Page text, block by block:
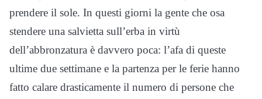
prendere il sole. In questi giorni la gente che osa
stendere una salvietta sull’erba in virtù
dell’abbronzatura è davvero poca: l’afa di queste
ultime due settimane e la partenza per le ferie hanno
fatto calare drasticamente il numero di persone che